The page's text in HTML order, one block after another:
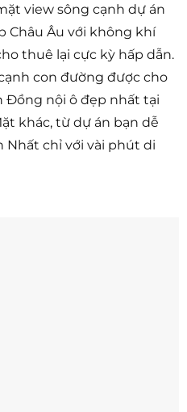
view sông cạnh dự án
Châu Âu với không khí
thuê lại cực kỳ hấp dẫn.
con đường được cho
Đồng nội ô đẹp nhất tại
khác, từ dự án bạn dễ
Nhất chỉ với vài phút di